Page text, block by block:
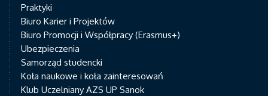
Praktyki
Biuro Karier i Projektów
Biuro Promocji i Współpracy (Erasmus+)
Ubezpieczenia
Samorząd studencki
Koła naukowe i koła zainteresowań
Klub Uczelniany AZS UP Sanok